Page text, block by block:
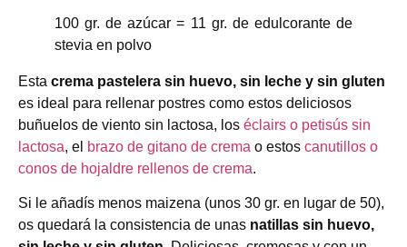
100 gr. de azúcar = 11 gr. de edulcorante de
stevia en polvo
Esta crema pastelera sin huevo, sin leche y sin gluten
es ideal para rellenar postres como estos deliciosos
buñuelos de viento sin lactosa, los éclairs o petisús sin
lactosa, el brazo de gitano de crema o estos canutillos o
conos de hojaldre rellenos de crema.
Si le añadís menos maizena (unos 30 gr. en lugar de 50),
os quedará la consistencia de unas natillas sin huevo,